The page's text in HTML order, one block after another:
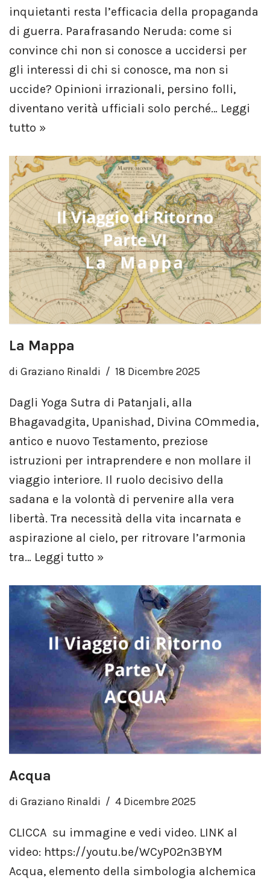
inquietanti resta l’efficacia della propaganda
di guerra. Parafrasando Neruda: come si
convince chi non si conosce a uccidersi per
gli interessi di chi si conosce, ma non si
uccide? Opinioni irrazionali, persino folli,
diventano verità ufficiali solo perché… Leggi
tutto »
La Mappa
di Graziano Rinaldi 18 Dicembre 2025
Dagli Yoga Sutra di Patanjali, alla
Bhagavadgita, Upanishad, Divina COmmedia,
antico e nuovo Testamento, preziose
istruzioni per intraprendere e non mollare il
viaggio interiore. Il ruolo decisivo della
sadana e la volontà di pervenire alla vera
libertà. Tra necessità della vita incarnata e
aspirazione al cielo, per ritrovare l’armonia
tra… Leggi tutto »
Acqua
di Graziano Rinaldi 4 Dicembre 2025
CLICCA su immagine e vedi video. LINK al
video: https://youtu.be/WCyP02n3BYM
Acqua, elemento della simbologia alchemica